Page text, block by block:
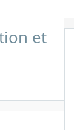
et